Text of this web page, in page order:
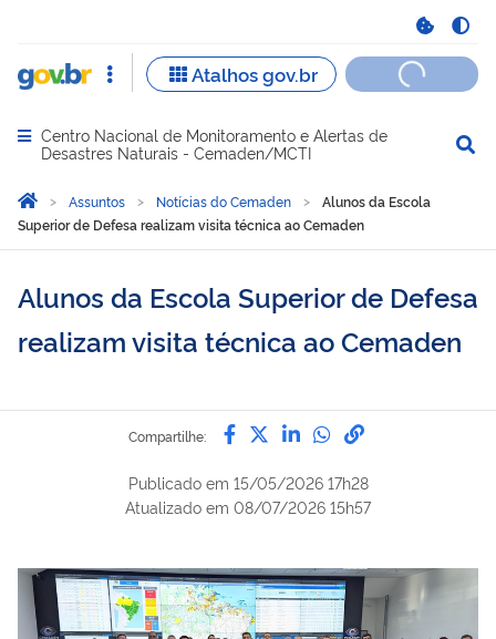
Abrir menu principal de navegação
Centro Nacional de Monitoramento e Alertas de
Desastres Naturais - Cemaden/MCTI
Você está aqui:
Página Inicial
Assuntos Notícias do Cemaden
Alunos da Escola
Superior de Defesa realizam visita técnica ao Cemaden
Alunos da Escola Superior de Defesa
realizam visita técnica ao Cemaden
Compartilhe: Compartilhe por Facebook
Compartilhe por Twitter
Compartilhe por
Compartilhe
link para
Publicado em 15/05/2026 17h28
Atualizado em 08/07/2026 15h57